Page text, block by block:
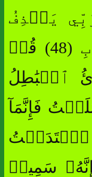
رَبِّي يَقۡذِفُ
بِٱلۡحَقِّ عَلَّٰمُ ٱلۡغُيُوبِ (48) قُلۡ
ٱلۡبَٰطِلُ
إِن ضَلَلۡتُ فَإِنَّمَآ
ٱهۡتَدَيۡتُ
سَمِيعٞ